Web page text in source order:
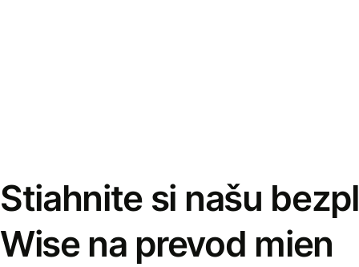
Stiahnite si našu
Wise na prevod mien